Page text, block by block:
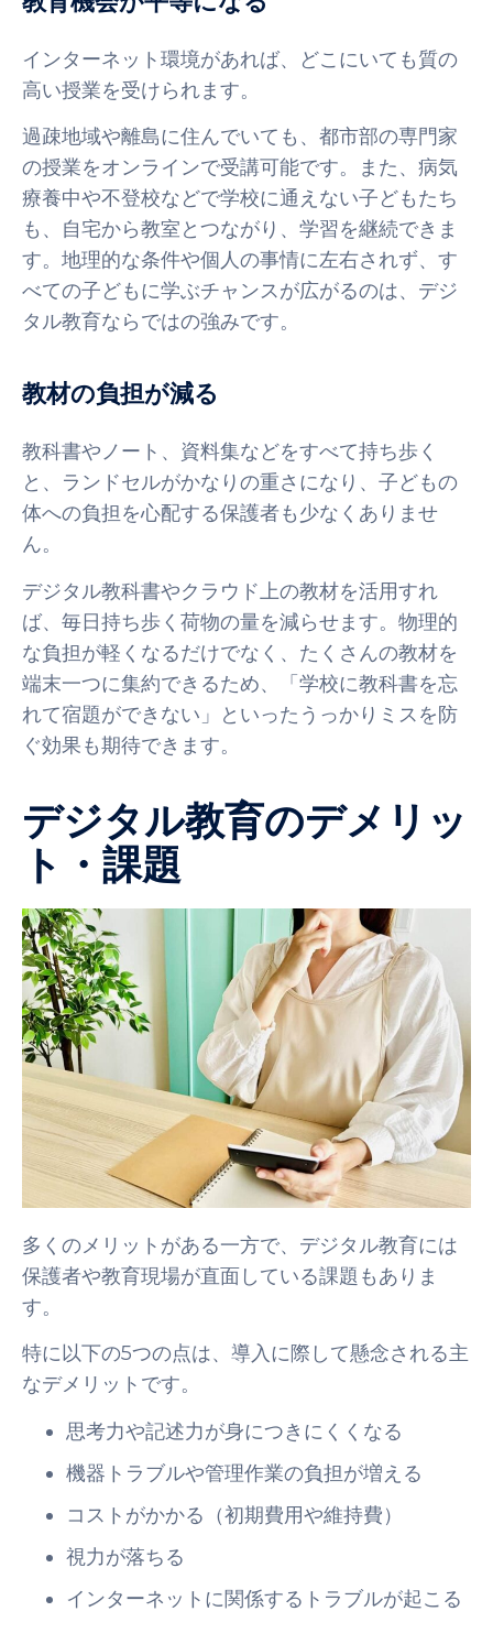
インターネット環境があれば、どこにいても質の
高い授業を受けられます。
過疎地域や離島に住んでいても、都市部の専門家
の授業をオンラインで受講可能です。また、病気
療養中や不登校などで学校に通えない子どもたち
も、自宅から教室とつながり、学習を継続できま
す。地理的な条件や個人の事情に左右されず、す
べての子どもに学ぶチャンスが広がるのは、デジ
タル教育ならではの強みです。
教材の負担が減る
教科書やノート、資料集などをすべて持ち歩く
と、ランドセルがかなりの重さになり、子どもの
体への負担を心配する保護者も少なくありませ
ん。
デジタル教科書やクラウド上の教材を活用すれ
ば、毎日持ち歩く荷物の量を減らせます。物理的
な負担が軽くなるだけでなく、たくさんの教材を
端末一つに集約できるため、「学校に教科書を忘
れて宿題ができない」といったうっかりミスを防
ぐ効果も期待できます。
デジタル教育のデメリッ
ト・課題
多くのメリットがある一方で、デジタル教育には
保護者や教育現場が直面している課題もありま
す。
特に以下の5つの点は、導入に際して懸念される主
なデメリットです。
思考力や記述力が身につきにくくなる
機器トラブルや管理作業の負担が増える
コストがかかる（初期費用や維持費）
視力が落ちる
インターネットに関係するトラブルが起こる